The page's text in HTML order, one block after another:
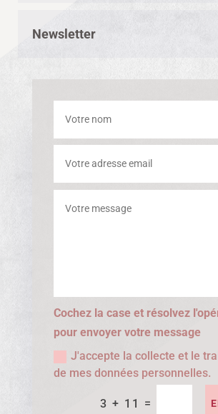
Newsletter
Cochez la case et résolvez
pour envoyer votre message
J'accepte la collecte et le
de mes données personnelles.
3 + 11 =